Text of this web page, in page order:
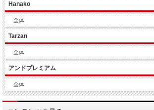
Hanako
全体
Tarzan
全体
アンドプレミアム
全体